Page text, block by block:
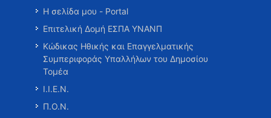
Η σελίδα μου - Portal
Επιτελική Δομή ΕΣΠΑ ΥΝΑΝΠ
Κώδικας Ηθικής και Επαγγελματικής
Συμπεριφοράς Υπαλλήλων του Δημοσίου
Τομέα
Ι.Ι.Ε.Ν.
Π.Ο.Ν.